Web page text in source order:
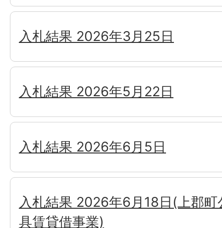
入札結果 2026年3月25日
入札結果 2026年5月22日
入札結果 2026年6月5日
入札結果 2026年6月18日(上郡町
具賃貸借事業)